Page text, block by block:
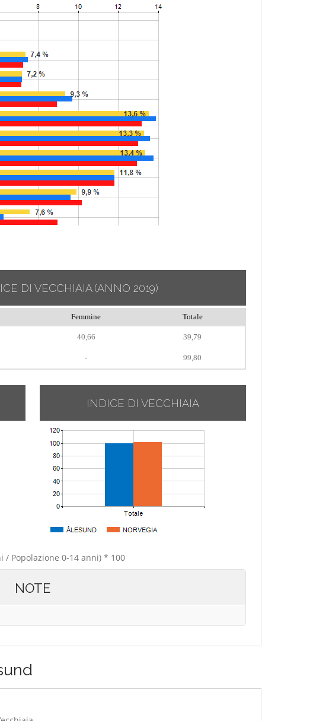
DI VECCHIAIA (ANNO 2019)
Femmine Totale
40,66 39,79
- 99,80
INDICE DI VECCHIAIA
/ Popolazione 0-14 anni) * 100
NOTE